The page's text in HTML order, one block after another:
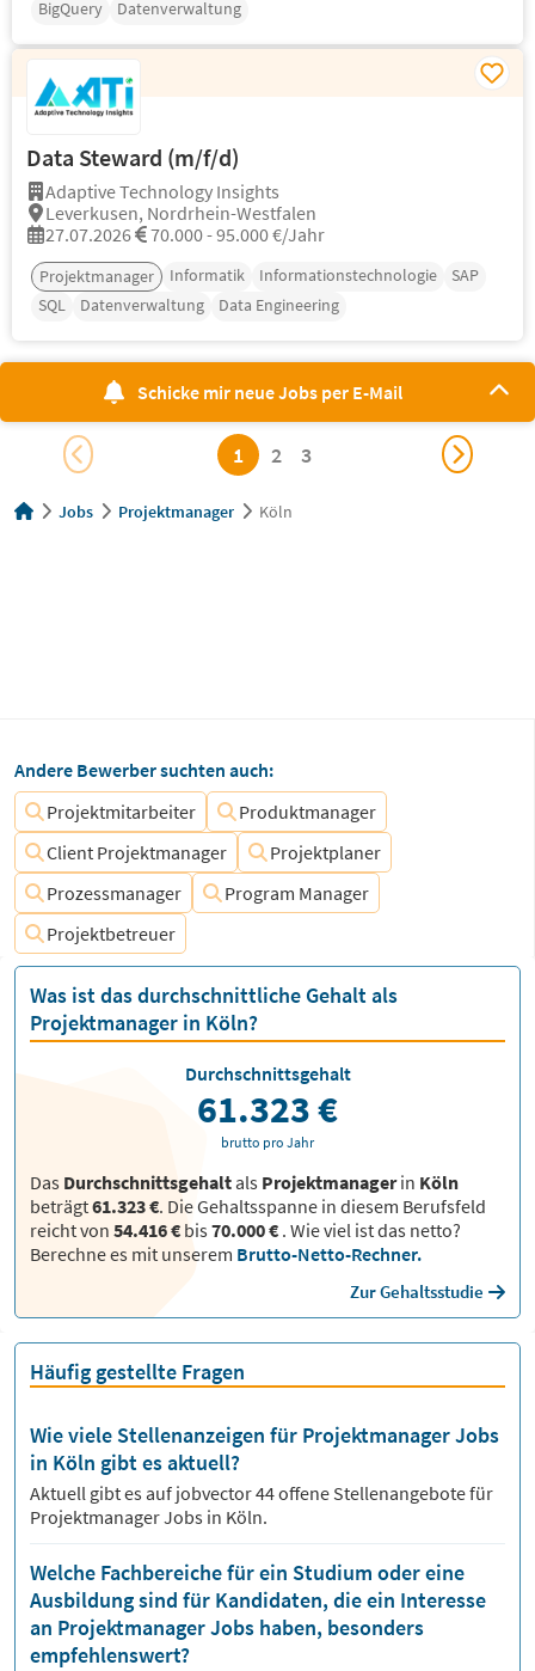
BigQuery Datenverwaltung
Data Steward (m/f/d)
Adaptive Technology Insights
Leverkusen, Nordrhein-Westfalen
27.07.2026
70.000 - 95.000 €/Jahr
Projektmanager Informatik Informationstechnologie
SAP
SQL
Datenverwaltung Data Engineering
Schicke mir neue Jobs per E-Mail
1 2 3
Jobs Projektmanager Köln
Andere Bewerber suchten auch:
Projektmitarbeiter
Produktmanager
Client Projektmanager
Projektplaner
Prozessmanager
Program Manager
Projektbetreuer
Was ist das durchschnittliche Gehalt als
Projektmanager in Köln?
Das Durchschnittsgehaltals Projektmanagerin Köln
beträgt61.323 €. Die Gehaltsspanne in diesem Berufsfeld
reicht von 54.416 € bis70.000 € . Wie viel ist das netto?
Berechne es mit unserem Brutto-Netto-Rechner.
Zur Gehaltsstudie
Durchschnittsgehalt
61.323 €
brutto pro Jahr
Häufig gestellte Fragen
Wie viele Stellenanzeigen für Projektmanager Jobs
in Köln gibt es aktuell?
Aktuell gibt es auf jobvector44offene Stellenangebote für
Projektmanager Jobs in Köln.
Welche Fachbereiche für ein Studium oder eine
Ausbildung sind für Kandidaten, die ein Interesse
an Projektmanager Jobs haben, besonders
empfehlenswert?